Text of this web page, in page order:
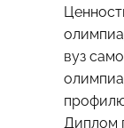
вуз
Диплом